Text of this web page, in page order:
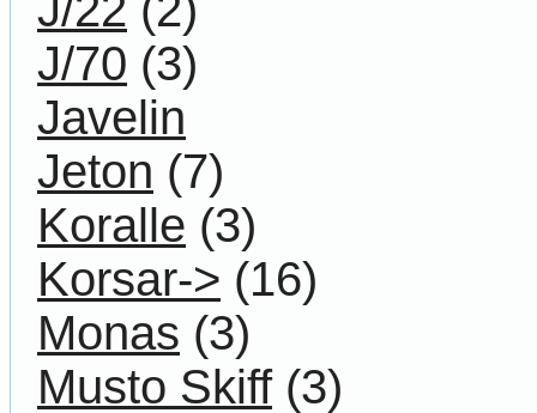
J/70 (3)
Javelin
Jeton (7)
Koralle (3)
Korsar-> (16)
Monas (3)
Musto Skiff(3)